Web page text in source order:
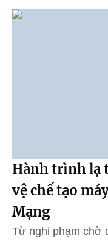
Hành trình lạ
vệ chế tạo
Mạng
Từ nghi phạm chờ